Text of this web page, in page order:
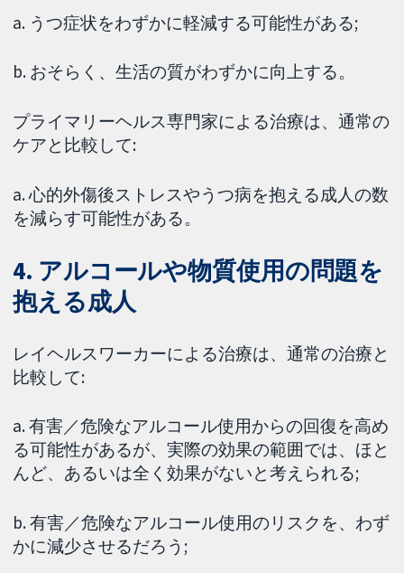
a. うつ症状をわずかに軽減する可能性がある;
b. おそらく、生活の質がわずかに向上する。
プライマリーヘルス専門家による治療は、通常の
ケアと比較して:
a. 心的外傷後ストレスやうつ病を抱える成人の数
を減らす可能性がある。
4. アルコールや物質使用の問題を
抱える成人
レイヘルスワーカーによる治療は、通常の治療と
比較して:
a. 有害／危険なアルコール使用からの回復を高め
る可能性があるが、実際の効果の範囲では、ほと
んど、あるいは全く効果がないと考えられる;
b. 有害／危険なアルコール使用のリスクを、わず
かに減少させるだろう;